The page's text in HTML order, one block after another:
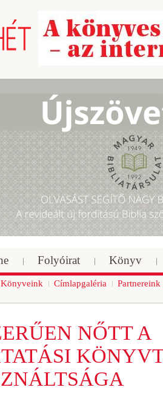
Folyóirat Könyv
Könyveink Címlapgaléria Partnereink
NŐTT A